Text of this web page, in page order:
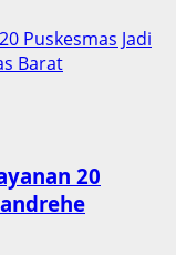
Puskesmas Jadi
Barat
20